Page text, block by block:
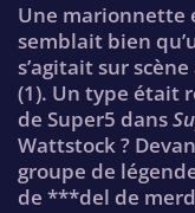
Une marionnette
semblait bien
s’agitait sur
(1). Un type était
de Super5 dans
Wattstock ?
groupe de
de ***del de